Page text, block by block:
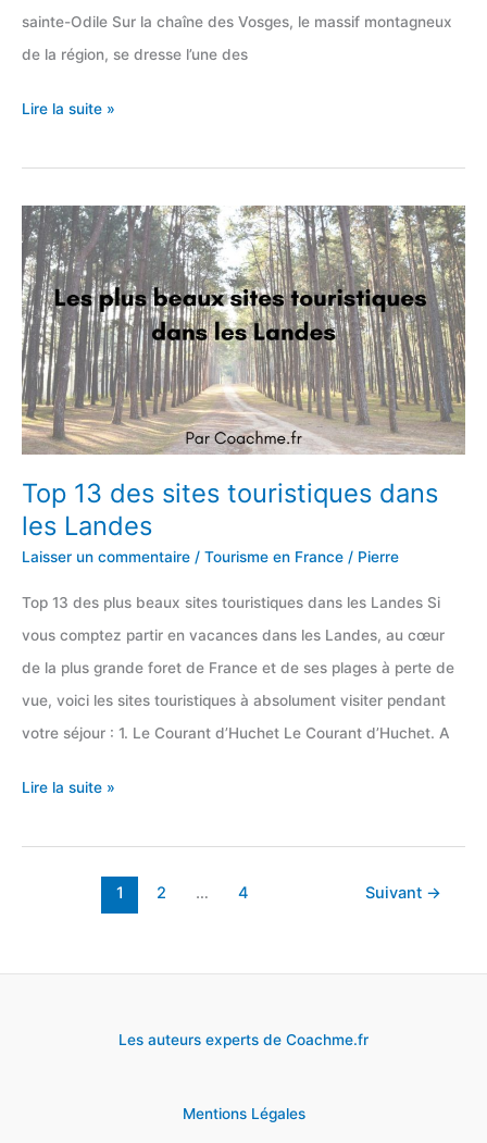
sainte-Odile Sur la chaîne des Vosges, le massif montagneux
de la région, se dresse l’une des
Top
des
sites
touristiques
en
Alsace
Lire la suite »
Top 13 des sites touristiques dans
les Landes
Laisser un commentaire / Tourisme en France / Pierre
Top 13 des plus beaux sites touristiques dans les Landes Si
vous comptez partir en vacances dans les Landes, au cœur
de la plus grande foret de France et de ses plages à perte de
vue, voici les sites touristiques à absolument visiter pendant
votre séjour : 1. Le Courant d’Huchet Le Courant d’Huchet. A
Top
des
touristiques
Lire la suite »
1 2 … 4 Suivant →
Les auteurs experts de Coachme.fr
Mentions Légales